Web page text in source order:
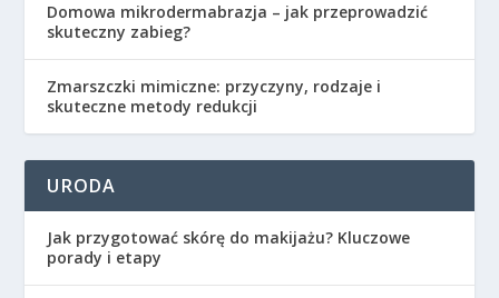
Domowa mikrodermabrazja – jak przeprowadzić
skuteczny zabieg?
Zmarszczki mimiczne: przyczyny, rodzaje i
skuteczne metody redukcji
URODA
Jak przygotować skórę do makijażu? Kluczowe
porady i etapy